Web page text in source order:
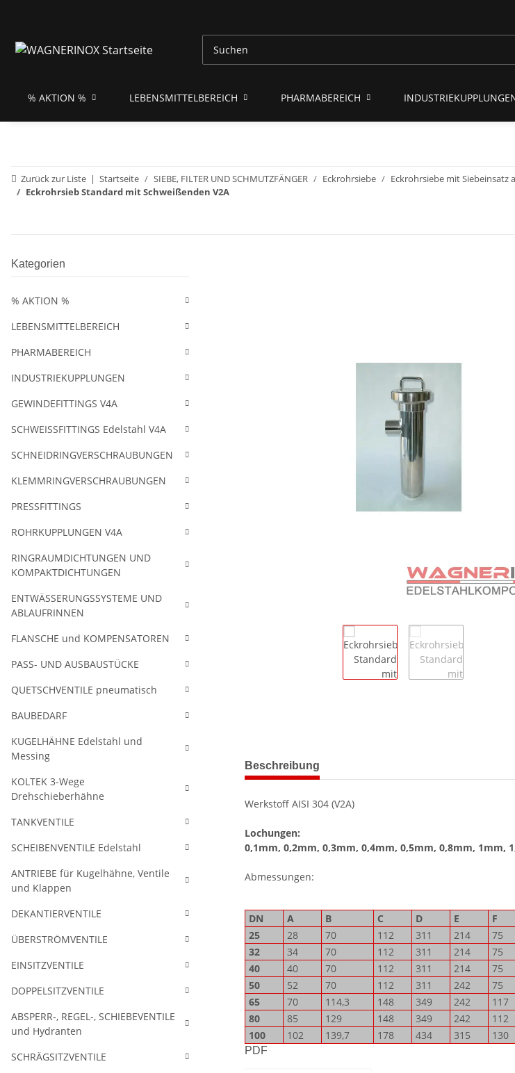
% AKTION % LEBENSMITTELBEREICH PHARMABEREICH
Zurück zur Liste Startseite SIEBE, FILTER UND SCHMUTZFÄNGER Eckrohrsiebe Eckrohrsiebe mit Siebeinsatz
Eckrohrsieb Standard mit Schweißenden V2A
weitere Registerkarten anzeigen
Beschreibung
Werkstoff AISI 304 (V2A)
Lochungen:
0,1mm, 0,2mm, 0,3mm, 0,4mm, 0,5mm, 0,8mm,
Abmessungen:
DN A B C D E F
25
28 70 112 311 214 75
32
34 70 112 311 214 75
40
40 70 112 311 214 75
50
52 70 112 311 242 75
65
70 114,3 148 349 242 117
80
85 129 148 349 242 112
100
102 139,7 178 434 315 130
PDF
Kategorien
% AKTION %
LEBENSMITTELBEREICH
PHARMABEREICH
INDUSTRIEKUPPLUNGEN
GEWINDEFITTINGS V4A
SCHWEISSFITTINGS Edelstahl V4A
SCHNEIDRINGVERSCHRAUBUNGEN
KLEMMRINGVERSCHRAUBUNGEN
PRESSFITTINGS
ROHRKUPPLUNGEN V4A
RINGRAUMDICHTUNGEN UND
KOMPAKTDICHTUNGEN
ENTWÄSSERUNGSSYSTEME UND
ABLAUFRINNEN
FLANSCHE und KOMPENSATOREN
PASS- UND AUSBAUSTÜCKE
QUETSCHVENTILE pneumatisch
BAUBEDARF
KUGELHÄHNE Edelstahl und
Messing
KOLTEK 3-Wege
Drehschieberhähne
TANKVENTILE
SCHEIBENVENTILE Edelstahl
ANTRIEBE für Kugelhähne, Ventile
und Klappen
DEKANTIERVENTILE
ÜBERSTRÖMVENTILE
EINSITZVENTILE
DOPPELSITZVENTILE
ABSPERR-, REGEL-, SCHIEBEVENTILE
und Hydranten
SCHRÄGSITZVENTILE